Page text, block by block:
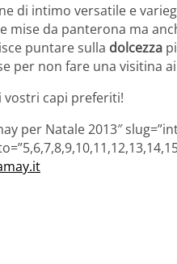
di intimo versatile e
mise da panterona ma
puntare sulla dolcezza
per non fare una visitina
vostri capi preferiti!
per Natale 2013″